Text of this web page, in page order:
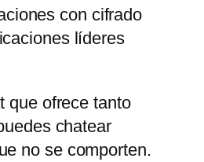
con cifrado
líderes
que ofrece tanto
chatear
no se comporten.